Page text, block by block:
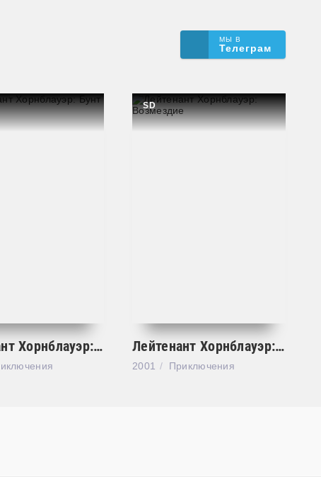
МЫ В
Телеграм
Лейтенант Хорнблауэр: Бунт
SD
Лейтенант Хорнблауэр: Возмездие
2001 Приключения